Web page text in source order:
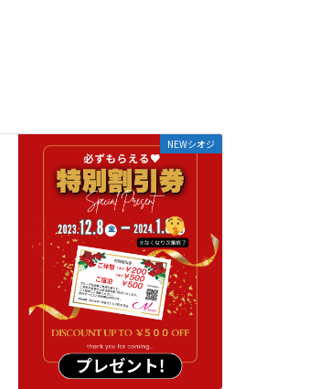
NEWシオジ